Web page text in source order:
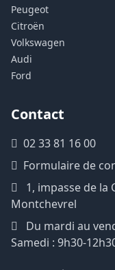
Peugeot
Citroën
Volkswagen
Audi
Ford
Contact
02 33 81 16 00
Formulaire de
1, impasse de la
Montchevrel
Du mardi au
Samedi : 9h30-